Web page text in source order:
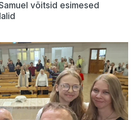
võitsid esimesed